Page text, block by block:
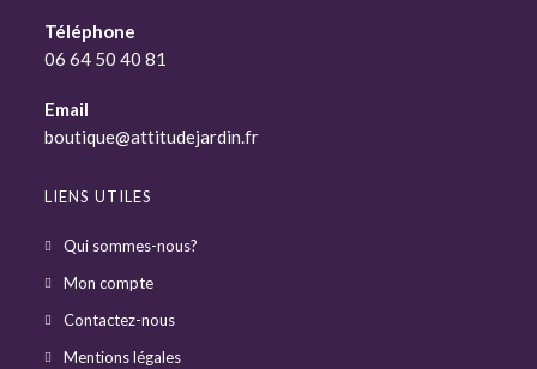
Téléphone
06 64 50 40 81
Email
boutique@attitudejardin.fr
LIENS UTILES
Qui sommes-nous?
Mon compte
Contactez-nous
Mentions légales